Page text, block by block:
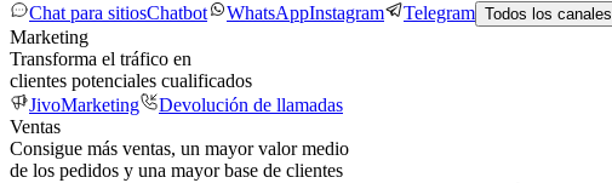
Chat para sitiosChatbot WhatsAppInstagram Telegram Todos los canales
Marketing
Transforma el tráfico en
clientes potenciales cualificados
JivoMarketing
Devolución de llamadas
Ventas
Consigue más ventas, un mayor valor medio
de los pedidos y una mayor base de clientes